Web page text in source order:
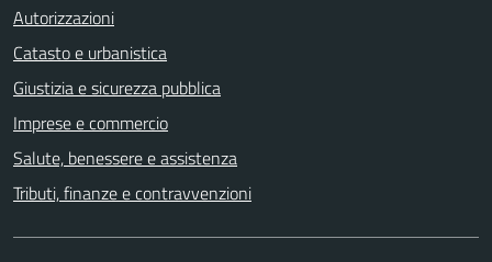
Autorizzazioni
Catasto e urbanistica
Giustizia e sicurezza pubblica
Imprese e commercio
Salute, benessere e assistenza
Tributi, finanze e contravvenzioni